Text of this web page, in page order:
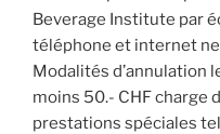
Beverage Institute par
téléphone et internet
Modalités d’annulation
moins 50.- CHF charge
prestations spéciales